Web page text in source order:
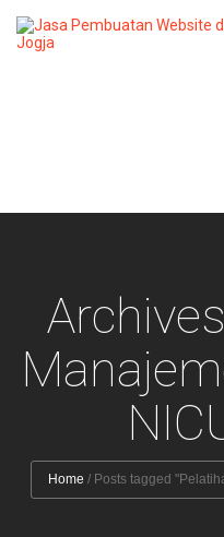
Home / Posts tagged